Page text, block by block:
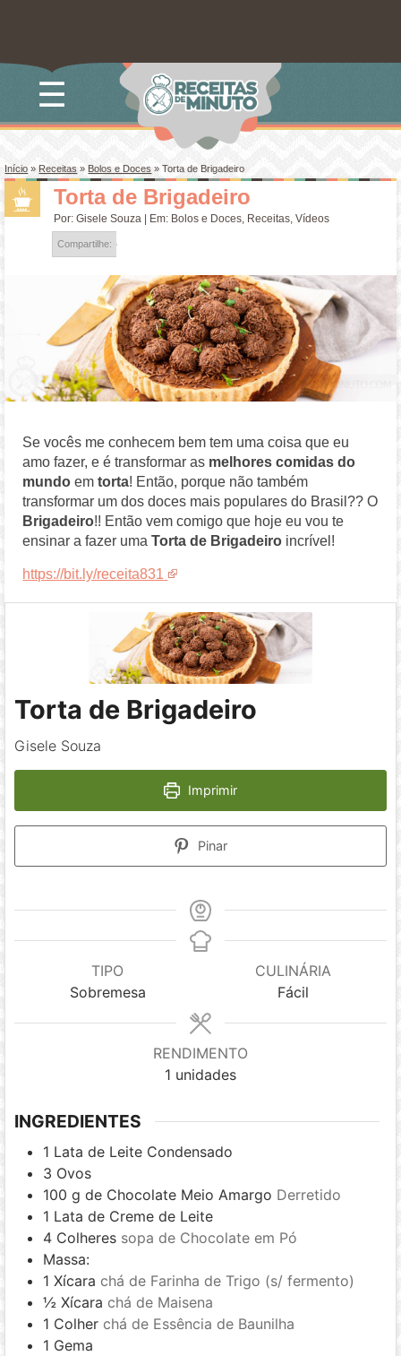
☰
Início»Receitas » Bolos e Doces »Torta de Brigadeiro
Torta de Brigadeiro
Por:Gisele Souza | Em: Bolos e Doces, Receitas,Vídeos
Compartilhe:
Se vocês me conhecem bem tem uma coisa que eu
amo fazer, e é transformar as melhores comidas do
mundo emtorta! Então, porque não também
transformar um dos doces mais populares do Brasil?? O
Brigadeiro!! Então vem comigo que hoje eu vou te
ensinar a fazer umaTorta de Brigadeiro incrível!
https://bit.ly/receita831
Torta de Brigadeiro
Gisele Souza
Imprimir
Pinar
TIPO
Sobremesa
CULINÁRIA
Fácil
RENDIMENTO
1 unidades
INGREDIENTES
1 Lata de Leite Condensado
3 Ovos
100 g de Chocolate Meio Amargo Derretido
1 Lata de Creme de Leite
4 Colheres sopa de Chocolate em Pó
Massa:
1 Xícara chá de Farinha de Trigo (s/ fermento)
½ Xícara chá de Maisena
1 Colher chá de Essência de Baunilha
1 Gema